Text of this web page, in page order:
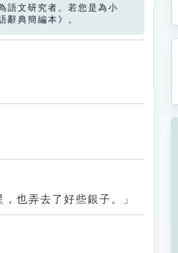
語文研究者。若您是為小
辭典簡編本》。
也弄去了好些銀子。」